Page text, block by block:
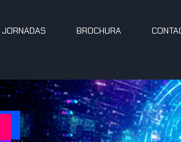
JORNADAS BROCHURA